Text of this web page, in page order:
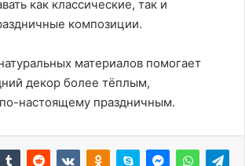
как классические, так и
композиции.
материалов помогает
декор более тёплым,
настоящему праздничным.